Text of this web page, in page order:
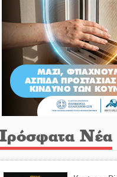
Νέα